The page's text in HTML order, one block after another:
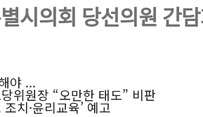
시의회 당선의원 간
야 ...
위원장 “오만한 태도” 비판
치·윤리교육’ 예고